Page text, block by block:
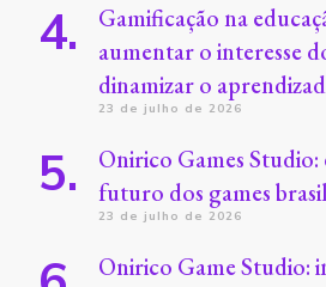
Gamificação na
aumentar o interesse
dinamizar o
23 de julho de 2026
Onirico Games
futuro dos games
23 de julho de 2026
Onirico Game Studio: